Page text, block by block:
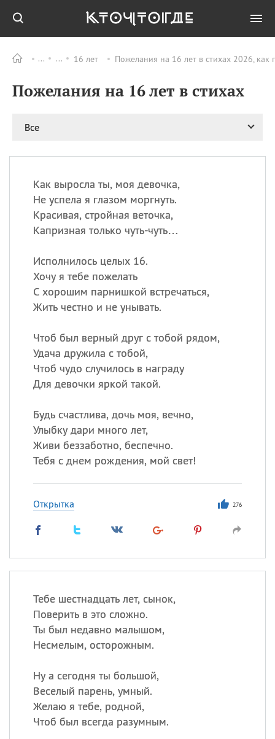
16 лет Пожелания на 16 лет в стихах 2026, как
Пожелания на 16 лет в стихах
Все
Как выросла ты, моя девочка,
Не успела я глазом моргнуть.
Красивая, стройная веточка,
Капризная только чуть-чуть…
Исполнилось целых 16.
Хочу я тебе пожелать
С хорошим парнишкой встречаться,
Жить честно и не унывать.
Чтоб был верный друг с тобой рядом,
Удача дружила с тобой,
Чтоб чудо случилось в награду
Для девочки яркой такой.
Будь счастлива, дочь моя, вечно,
Улыбку дари много лет,
Живи беззаботно, беспечно.
Тебя с днем рождения, мой свет!
Открытка 276
Тебе шестнадцать лет, сынок,
Поверить в это сложно.
Ты был недавно малышом,
Несмелым, осторожным.
Ну а сегодня ты большой,
Веселый парень, умный.
Желаю я тебе, родной,
Чтоб был всегда разумным.
ПРАЗДНИКИ Все
08.08 День «Счастье
День мира в Аугсбурге
великомученика
Пантелеймона –
покровителя всех
врачей и целителя
больных
Александр
Анна
Посмотреть значение
происхождение